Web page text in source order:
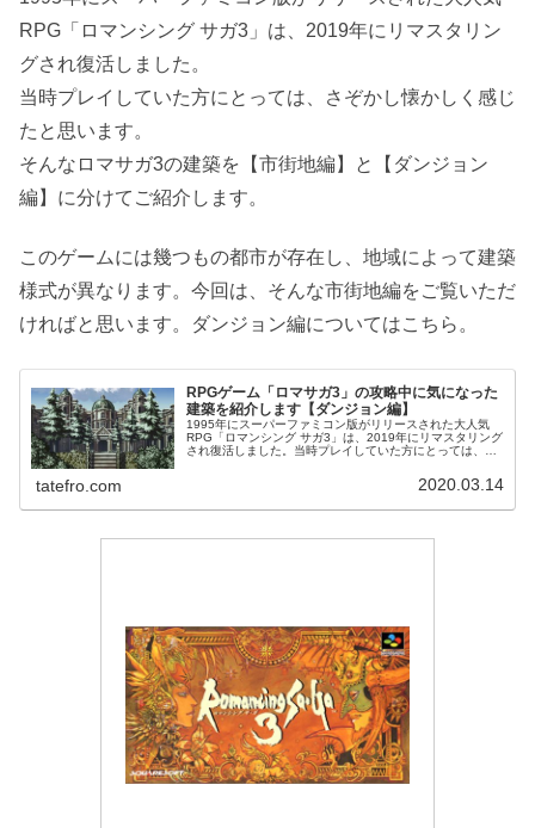
RPG「ロマンシング サガ3」は、2019年にリマスタリン
グされ復活しました。
当時プレイしていた方にとっては、さぞかし懐かしく感じ
たと思います。
そんなロマサガ3の建築を【市街地編】と【ダンジョン
編】に分けてご紹介します。
このゲームには幾つもの都市が存在し、地域によって建築
様式が異なります。今回は、そんな市街地編をご覧いただ
ければと思います。ダンジョン編についてはこちら。
RPGゲーム「ロマサガ3」の攻略中に気になった
建築を紹介します【ダンジョン編】
1995年にスーパーファミコン版がリリースされた大人気
RPG「ロマンシング サガ3」は、2019年にリマスタリング
され復活しました。当時プレイしていた方にとっては、さ
tatefro.com 2020.03.14